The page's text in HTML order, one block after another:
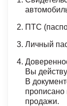
ПТС
Личный
Вы
В
прописано
продажи.